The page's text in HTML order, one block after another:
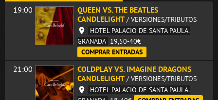
19:00
QUEEN VS. THE BEATLES
CANDLELIGHT / VERSIONES/TRIBUTOS
HOTEL PALACIO DE SANTA PAULA.
GRANADA 19,50-40€
COMPRAR ENTRADAS
21:00
COLDPLAY VS. IMAGINE DRAGONS
CANDLELIGHT / VERSIONES/TRIBUTOS
HOTEL PALACIO DE SANTA PAULA.